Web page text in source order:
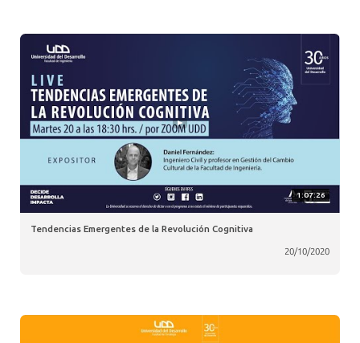
1:07:26
Tendencias Emergentes de la Revolución Cognitiva
20/10/2020